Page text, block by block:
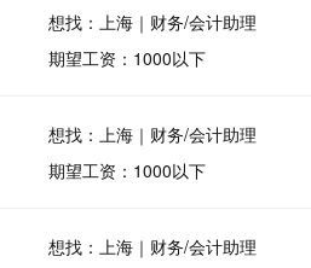
想找：上海｜财务/会计助理
期望工资：1000以下
想找：上海｜财务/会计助理
期望工资：1000以下
想找：上海｜财务/会计助理